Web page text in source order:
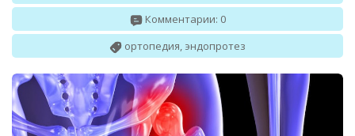
Комментарии: 0
ортопедия, эндопротез